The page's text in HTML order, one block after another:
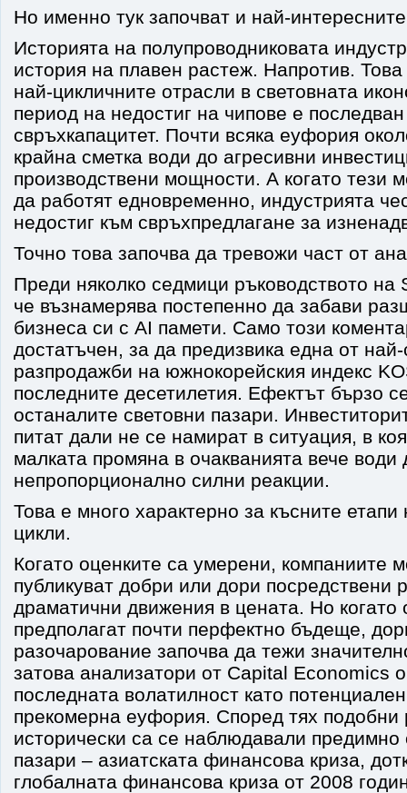
Но именно тук започват и най-
Историята на полупроводниковата
история на плавен растеж. Напротив.
най-цикличните отрасли в световната
период на недостиг на чипове е
свръхкапацитет. Почти всяка еуфория
крайна сметка води до агресивни
производствени мощности. А когато тези
да работят едновременно, индустрията
недостиг към свръхпредлагане за
Точно това започва да тревожи част от
Преди няколко седмици ръководството на
че възнамерява постепенно да забави
бизнеса си с AI памети. Само този
достатъчен, за да предизвика една от
разпродажби на южнокорейския индекс
последните десетилетия. Ефектът бързо
останалите световни пазари.
питат дали не се намират в ситуация, в
малката промяна в очакванията вече води
непропорционално силни реакции.
Това е много характерно за късните
цикли.
Когато оценките са умерени, компаниите
публикуват добри или дори посредствени
драматични движения в цената. Но когато
предполагат почти перфектно бъдеще,
разочарование започва да тежи
затова анализатори от Capital Economics
последната волатилност като
прекомерна еуфория. Според тях подобни
исторически са се наблюдавали предимно
пазари – азиатската финансова криза,
глобалната финансова криза от 2008